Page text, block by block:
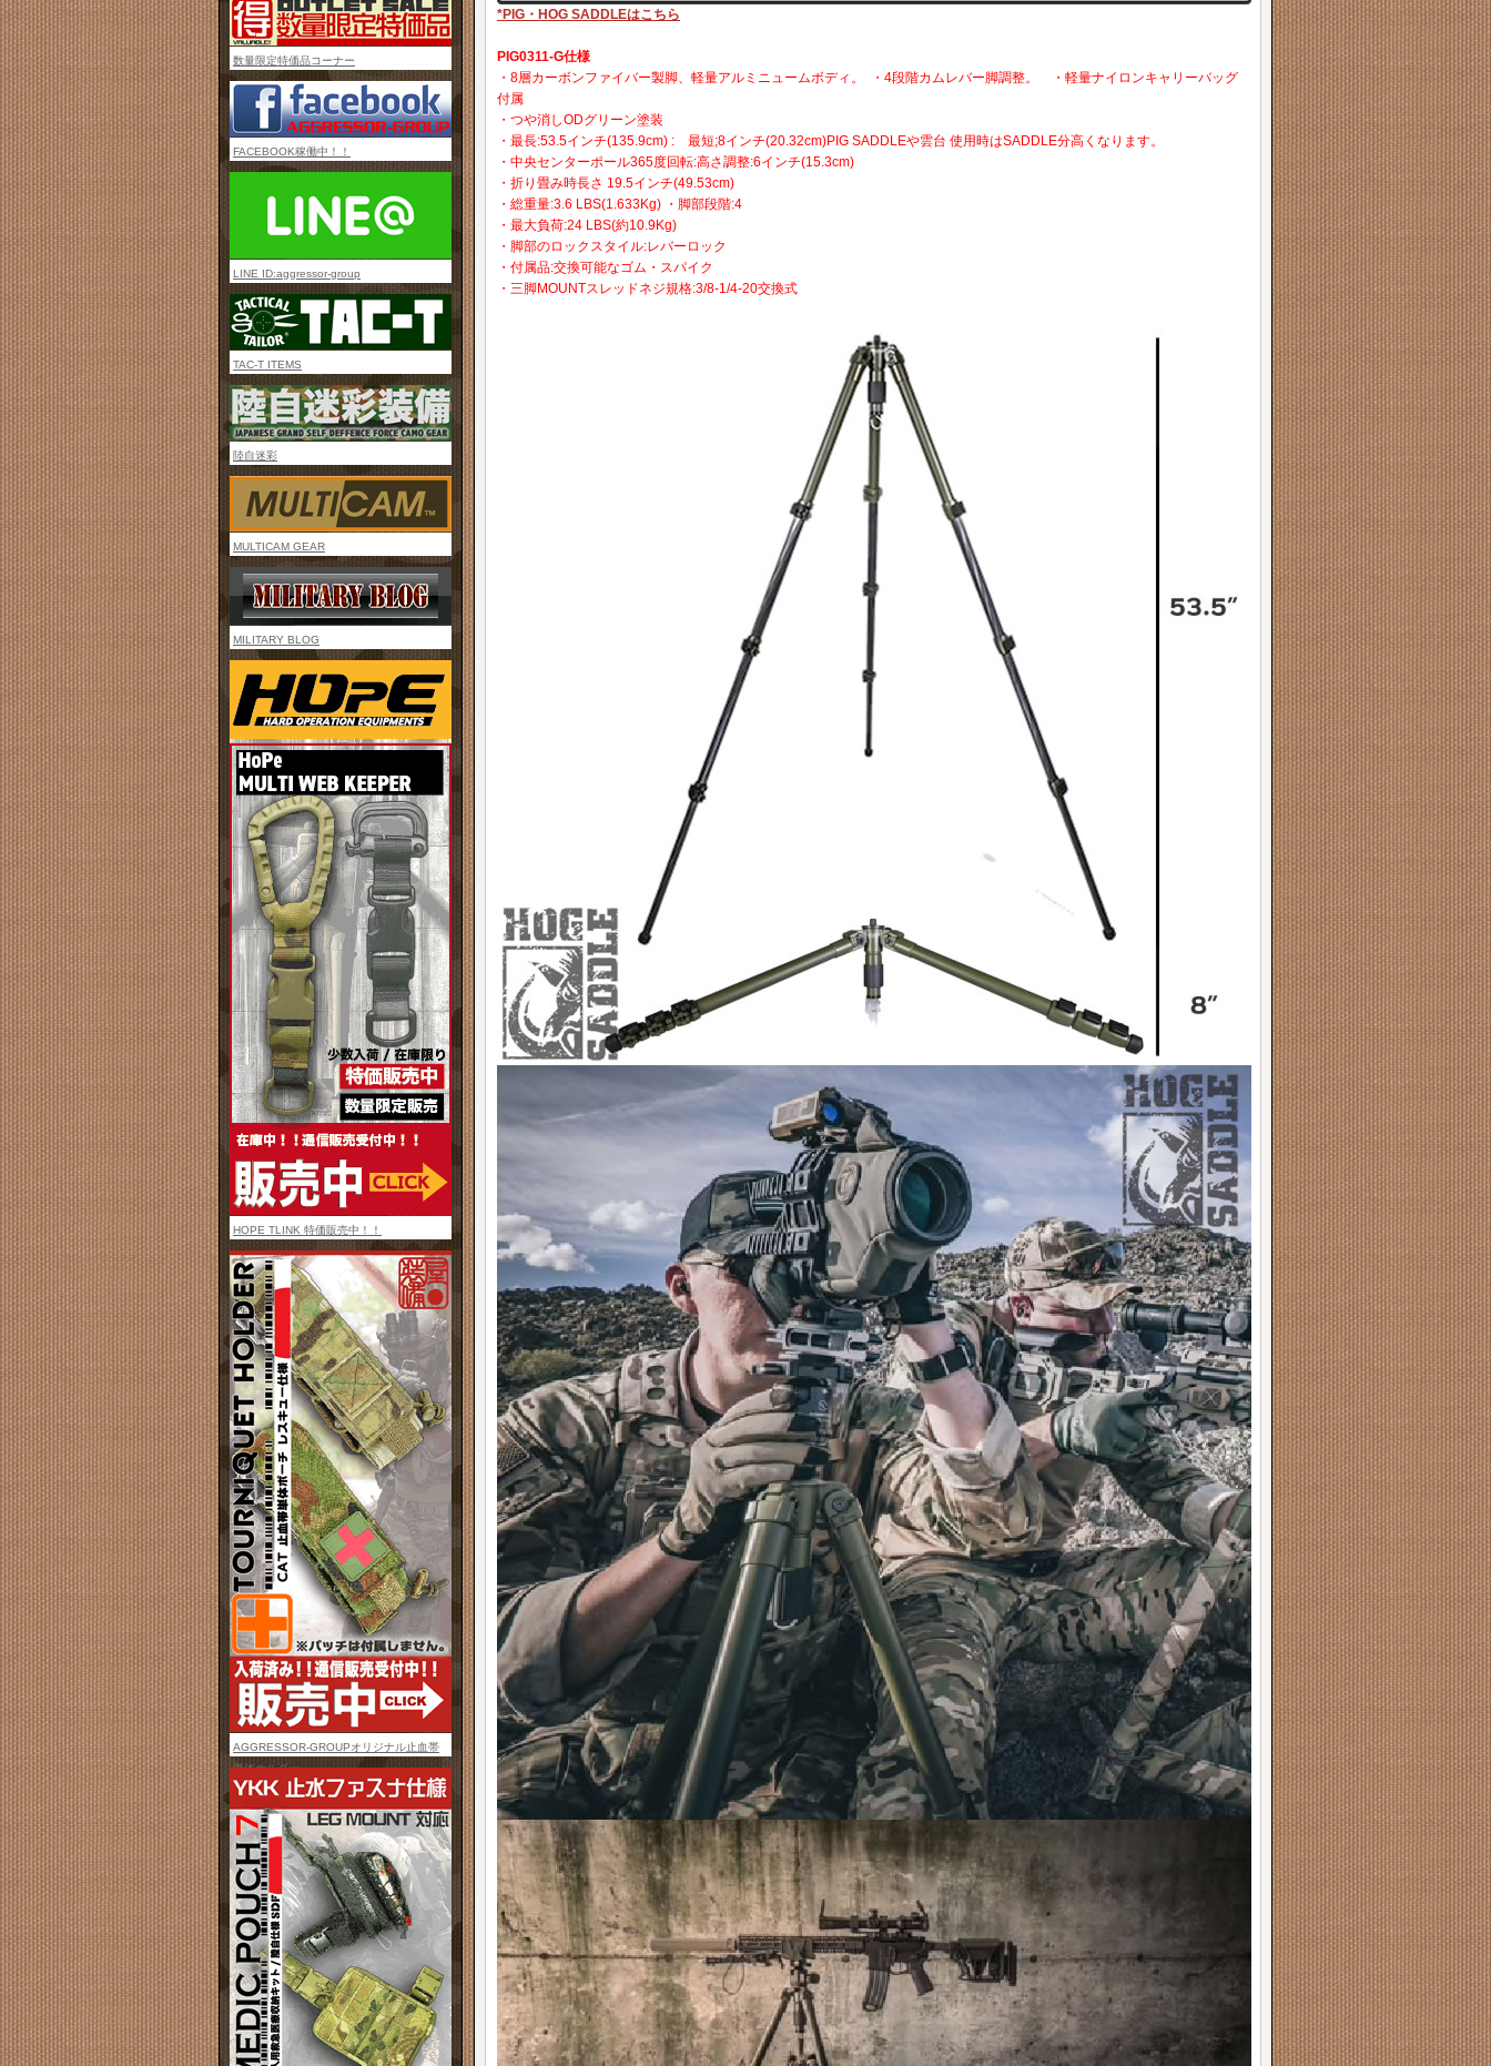
*PIG・HOG SADDLEはこちら
PIG0311-G仕様
・8層カーボンファイバー製脚、軽量アルミニュームボディ。 ・4段階カムレバー脚調整。 ・軽量ナイロンキャリーバッグ
付属
・つや消しODグリーン塗装
・最長:53.5インチ(135.9cm) : 最短;8インチ(20.32cm)PIG SADDLEや雲台 使用時はSADDLE分高くなります。
・中央センターポール365度回転:高さ調整:6インチ(15.3cm)
・折り畳み時長さ 19.5インチ(49.53cm)
・総重量:3.6 LBS(1.633Kg) ・脚部段階:4
・最大負荷:24 LBS(約10.9Kg)
・脚部のロックスタイル:レバーロック
・付属品:交換可能なゴム・スパイク
・三脚MOUNTスレッドネジ規格:3/8-1/4-20交換式
数量限定特価品コーナー
FACEBOOK稼働中！！
LINE ID:aggressor-group
TAC-T ITEMS
陸自迷彩
MULTICAM GEAR
MILITARY BLOG
HOPE TLINK 特価販売中！！
AGGRESSOR-GROUPオリジナル止血帯
単体ホルダー